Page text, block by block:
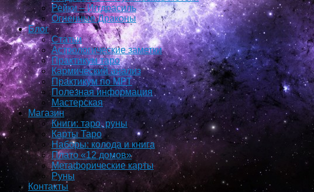
Рейки – Иггдрасиль
Огненные Драконы
Блог
Статьи
Астрологические заметки
Практикум таро
Кармический анализ
Практикум по МРТ
Полезная информация
Мастерская
Магазин
Книги: таро, руны
Карты Таро
Наборы: колода и книга
Плато «12 домов»
Метафорические карты
Руны
Контакты